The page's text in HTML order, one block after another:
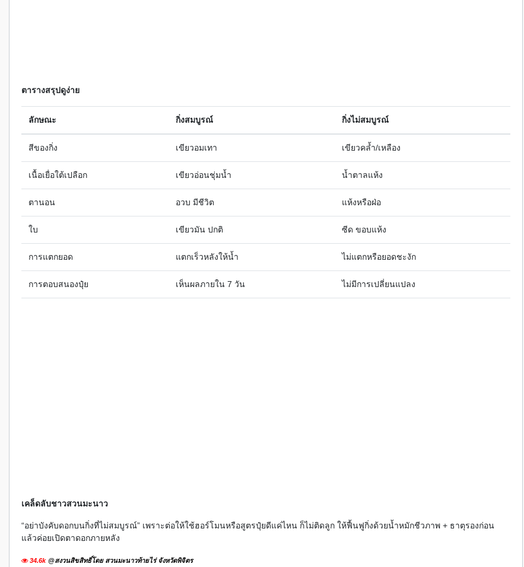
ตารางสรุปดูง่าย
ลักษณะ กิ่งสมบูรณ์ กิ่งไม่สมบูรณ์
สีของกิ่ง เขียวอมเทา เขียวคล้ำ/เหลือง
เนื้อเยื่อใต้เปลือก เขียวอ่อนชุ่มน้ำ น้ำตาลแห้ง
ตานอน อวบ มีชีวิต แห้งหรือฝ่อ
ใบ เขียวมัน ปกติ ซีด ขอบแห้ง
การแตกยอด แตกเร็วหลังให้น้ำ ไม่แตกหรือยอดชะงัก
การตอบสนองปุ๋ย เห็นผลภายใน 7 วัน ไม่มีการเปลี่ยนแปลง
เคล็ดลับชาวสวนมะนาว
“อย่าบังคับดอกบนกิ่งที่ไม่สมบูรณ์” เพราะต่อให้ใช้ฮอร์โมนหรือสูตรปุ๋ยดีแค่ไหน ก็ไม่ติดลูก ให้ฟื้นฟูกิ่งด้วยน้ำหมักชีวภาพ + ธาตุรองก่อน
แล้วค่อยเปิดตาดอกภายหลัง
34.6k @สงวนสิขสิทธิ์โดย สวนมะนาวท้ายไร่ จังหวัดพิจิตร